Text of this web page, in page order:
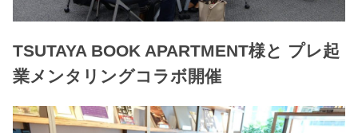
TSUTAYA BOOK APARTMENT様と プレ起
業メンタリングコラボ開催